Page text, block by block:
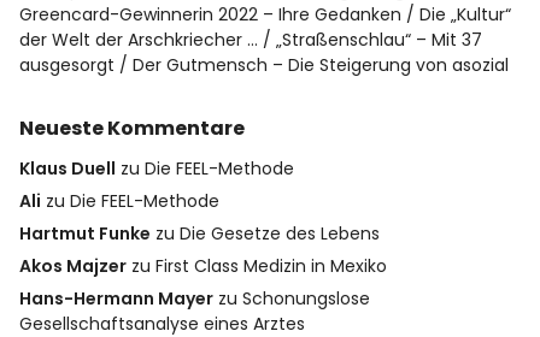
Greencard-Gewinnerin 2022 – Ihre Gedanken
Die „Kultur“
der Welt der Arschkriecher …
„Straßenschlau“ – Mit 37
ausgesorgt
Der Gutmensch – Die Steigerung von asozial
Neueste Kommentare
Klaus Duell zuDie FEEL-Methode
Ali zuDie FEEL-Methode
Hartmut Funke zuDie Gesetze des Lebens
Akos Majzer zuFirst Class Medizin in Mexiko
Hans-Hermann Mayer zuSchonungslose
Gesellschaftsanalyse eines Arztes